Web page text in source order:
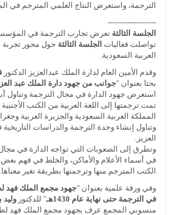
الترجمة، واستعرض النتاج العلمي المترجم في
--------------------
الجلسة الثالثة تعرض تجارب الترجمة في
تواصلت فعاليات الجلسة الثالثة حول محور تجربة
العربية السعودية.
وقدم الأمين العام لدارة الملك عبدالعزيز الدكتور
بحثا بعنوان "جوانب من جهود دارة الملك عبد
استعرض جهود الدارة في مجال الترجمة وتناول
تمت ترجمتها إلى اللغة العربية من الكتب الأجنبية
المملكة العربية السعودية والجزيرة العربية
وتناول إنشاء وحدة الترجمة والدراسات
العزيز.
وتطرق إلى الصعوبات التي تواجه الدارة في
في أسماء الأعلام والأماكن، والخلط في فهم
الكتب المترجم منها وترجمتها بطريقة تغير معناها.
وفي ورقة علمية بعنوان "جهود مجمع الملك فهد
في الترجمة حتى نهاية عام 1430هـ
" للدكتور
منسوبي المجمع عرف بجهود مجمع الملك فهد